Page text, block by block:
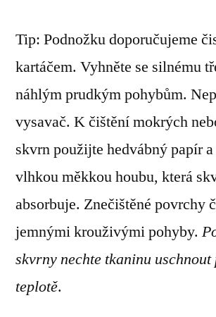
Tip: Podnožku doporučujeme
kartáčem. Vyhněte se silnému
náhlým prudkým pohybům.
vysavač. K čištění mokrých
skvrn použijte hedvábný papír a
vlhkou měkkou houbu, která
absorbuje. Znečištěné povrchy
jemnými krouživými pohyby.
skvrny nechte tkaninu
teplotě.